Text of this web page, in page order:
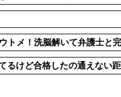
トメ！洗脳解いて弁護士と
るけど合格したの通えない